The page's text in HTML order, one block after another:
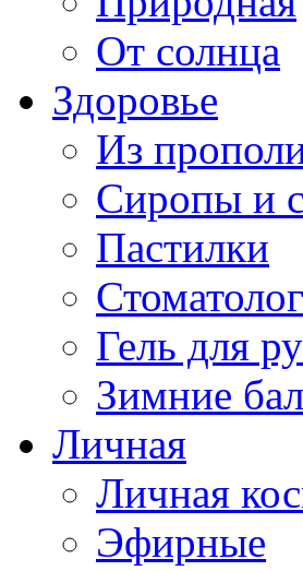
От солнца
Здоровье
Из
Сиропы и
Пастилки
Гель для
Зимние
Личная
Личная
Эфирные